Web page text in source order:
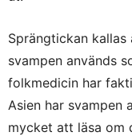
Sprängtickan
svampen används
folkmedicin har
Asien har svampen
mycket att läsa om